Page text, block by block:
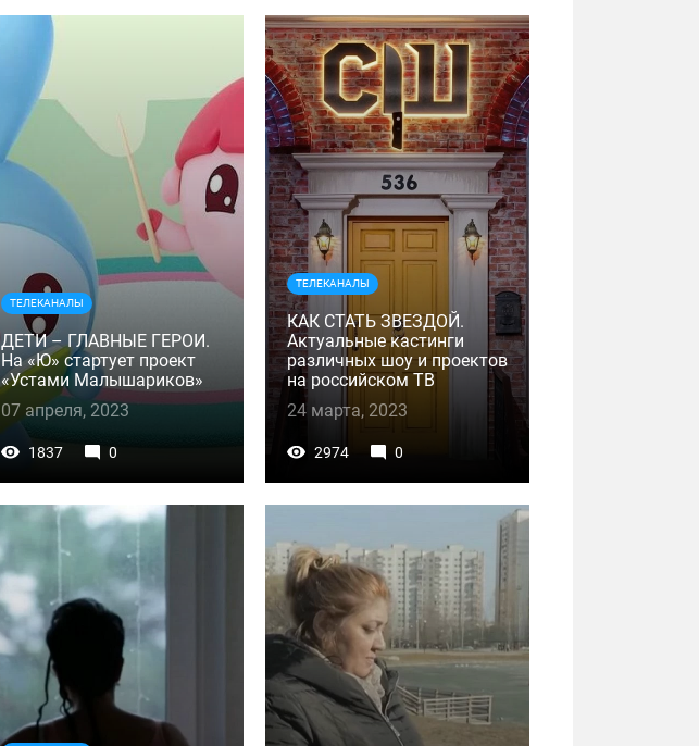
ТЕЛЕКАНАЛЫ
ДЕТИ – ГЛАВНЫЕ ГЕРОИ.
На «Ю» стартует проект
«Устами Малышариков»
07 апреля, 2023
1837 0
ТЕЛЕКАНАЛЫ
КАК СТАТЬ ЗВЕЗДОЙ.
Актуальные кастинги
различных шоу и проектов
на российском ТВ
24 марта, 2023
2974 0